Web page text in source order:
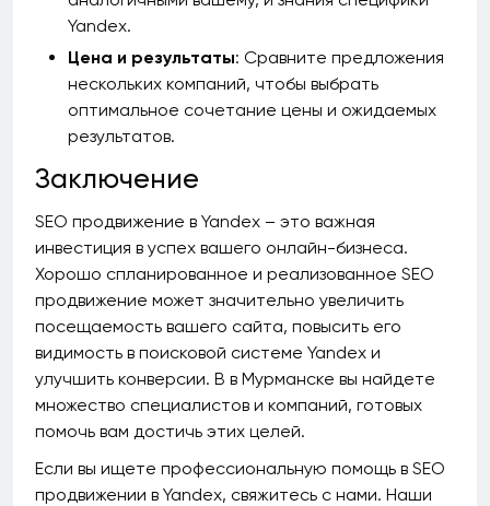
Yandex.
Цена и результаты: Сравните предложения
нескольких компаний, чтобы выбрать
оптимальное сочетание цены и ожидаемых
результатов.
Заключение
SEO продвижение в Yandex – это важная
инвестиция в успех вашего онлайн-бизнеса.
Хорошо спланированное и реализованное SEO
продвижение может значительно увеличить
посещаемость вашего сайта, повысить его
видимость в поисковой системе Yandex и
улучшить конверсии. В в Мурманске вы найдете
множество специалистов и компаний, готовых
помочь вам достичь этих целей.
Если вы ищете профессиональную помощь в SEO
продвижении в Yandex, свяжитесь с нами. Наши